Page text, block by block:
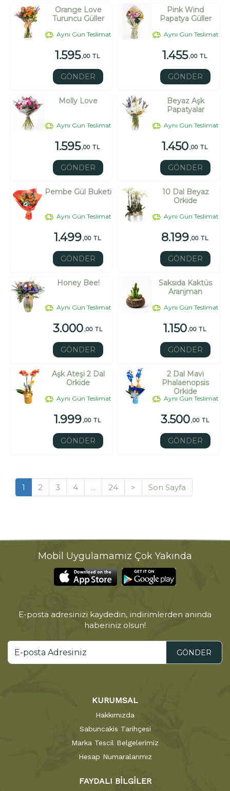
Orange Love
Turuncu Güller
Aynı Gün Teslimat
1.595,00 TL
GÖNDER
Pink Wind
Papatya Güller
Aynı Gün Teslimat
1.455,00 TL
GÖNDER
Molly Love
Aynı Gün Teslimat
1.595,00 TL
GÖNDER
Beyaz Aşk
Papatyalar
Aynı Gün Teslimat
1.450,00 TL
GÖNDER
Pembe Gül Buketi
Aynı Gün Teslimat
1.499,00 TL
GÖNDER
10 Dal Beyaz
Orkide
Aynı Gün Teslimat
8.199,00 TL
GÖNDER
Honey Bee!
Aynı Gün Teslimat
3.000,00 TL
GÖNDER
Saksıda Kaktüs
Aranjman
Aynı Gün Teslimat
1.150,00 TL
GÖNDER
Aşk Ateşi 2 Dal
Orkide
Aynı Gün Teslimat
1.999,00 TL
GÖNDER
2 Dal Mavi
Phalaenopsis
Orkide
Aynı Gün Teslimat
3.500,00 TL
GÖNDER
1 2 3 4 ... 24 > Son Sayfa
Mobil Uygulamamız Çok Yakında
E-posta adresinizi kaydedin, indirimlerden anında
haberiniz olsun!
GÖNDER
KURUMSAL
Hakkımızda
Sabuncakis Tarihçesi
Marka Tescil Belgelerimiz
Hesap Numaralarımız
FAYDALI BİLGİLER